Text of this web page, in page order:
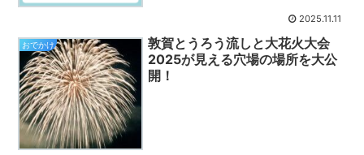
2025.11.11
おでかけ
敦賀とうろう流しと大花火大会
2025が見える穴場の場所を大公
開！